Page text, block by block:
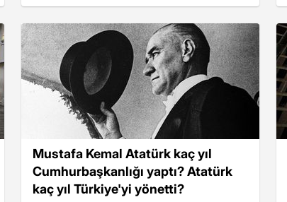
Mustafa Kemal Atatürk kaç yıl
Cumhurbaşkanlığı yaptı? Atatürk
kaç yıl Türkiye'yi yönetti?